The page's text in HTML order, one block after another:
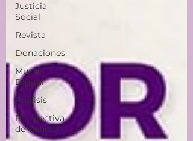
Justicia
Social
Revista
Donaciones
Mundo
Digital
Análisis
Perspectiva
de Género